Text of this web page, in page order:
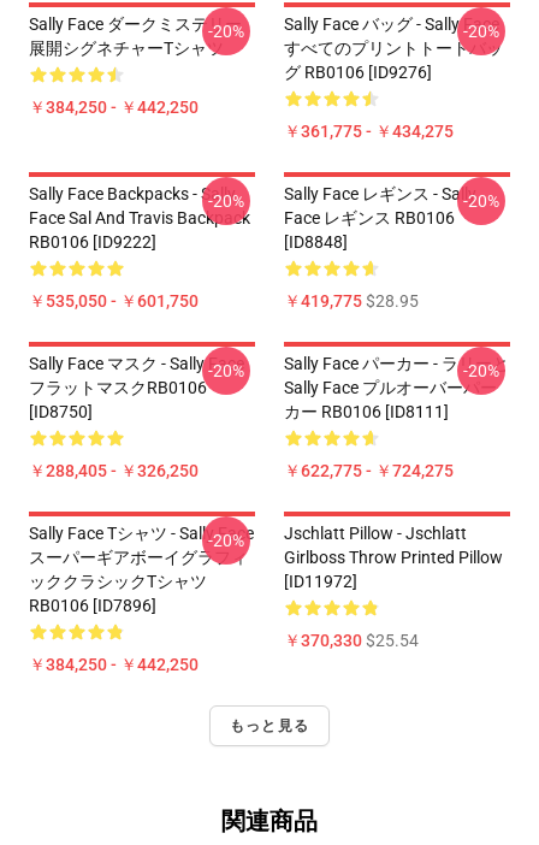
Sally Face ダークミステリー
展開シグネチャーTシャツ
￥384,250 - ￥442,250
-20%
Sally Face バッグ - Sally Face
すべてのプリントトートバッ
グ RB0106 [ID9276]
￥361,775 - ￥434,275
-20%
Sally Face Backpacks - Sally
Face Sal And Travis Backpack
RB0106 [ID9222]
￥535,050 - ￥601,750
-20%
Sally Face レギンス - Sally
Face レギンス RB0106
[ID8848]
￥419,775$28.95
-20%
Sally Face マスク - Sally Face
フラットマスクRB0106
[ID8750]
￥288,405 - ￥326,250
-20%
Sally Face パーカー - ラリーと
Sally Face プルオーバーパー
カー RB0106 [ID8111]
￥622,775 - ￥724,275
-20%
Sally Face Tシャツ - Sally Face
スーパーギアボーイグラフィ
ッククラシックTシャツ
RB0106 [ID7896]
￥384,250 - ￥442,250
-20%
Jschlatt Pillow - Jschlatt
Girlboss Throw Printed Pillow
[ID11972]
￥370,330$25.54
もっと見る
関連商品